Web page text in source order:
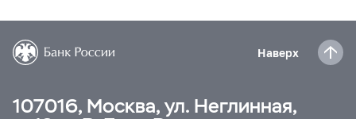
Наверх
107016, Москва, ул. Неглинная,